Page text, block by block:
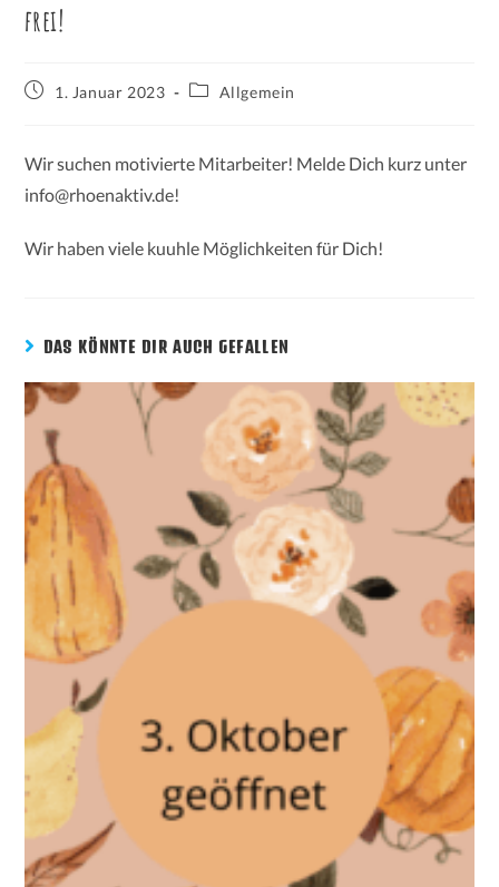
frei!
1. Januar 2023 Allgemein
Wir suchen motivierte Mitarbeiter! Melde Dich kurz unter
info@rhoenaktiv.de!
Wir haben viele kuuhle Möglichkeiten für Dich!
DAS KÖNNTE DIR AUCH GEFALLEN